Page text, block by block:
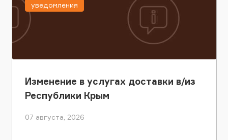
Изменение в услугах доставки в/из
Республики Крым
07 августа, 2026
уведомления